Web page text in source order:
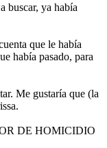
buscar, ya había
que le había
había pasado, para
Me gustaría que (la
DE HOMICIDIO